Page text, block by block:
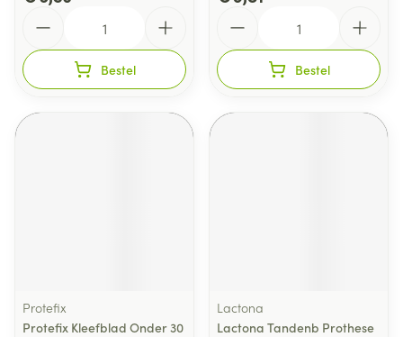
Bestel Bestel
Protefix
Protefix Kleefblad Onder 30
Lactona
Lactona Tandenb Prothese